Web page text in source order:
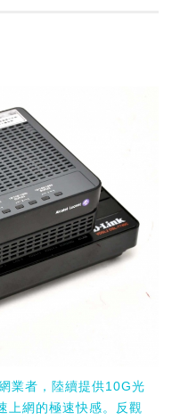
業者，陸續提供10G光
上網的極速快感。反觀